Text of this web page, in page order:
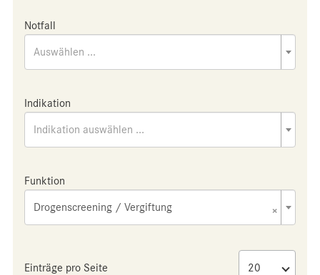
Notfall
Auswählen ...
Indikation
Indikation auswählen ...
Funktion
×
Drogenscreening / Vergiftung
Einträge pro Seite